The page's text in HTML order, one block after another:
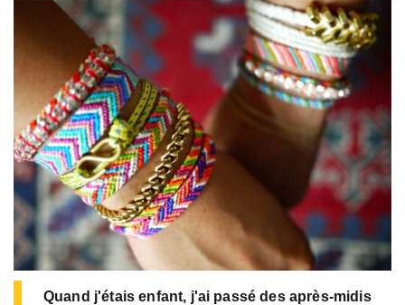
Quand j'étais enfant, j'ai passé des après-midis